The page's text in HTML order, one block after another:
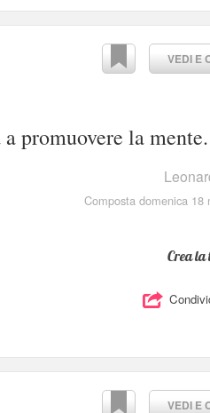
VEDI E
promuovere la mente.
Composta domenica 18
Crea
VEDI E